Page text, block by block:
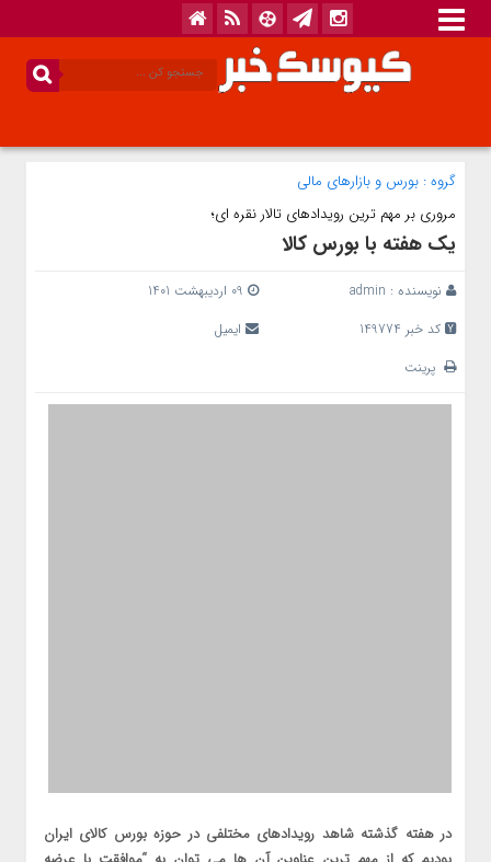
گروه : بورس و بازار‌های مالی
مروری بر مهم ترین رویدادهای تالار نقره ای؛
یک هفته با بورس کالا
نویسنده : admin
کد خبر 149774
ایمیل
پرینت
در هفته گذشته شاهد رویدادهای مختلفی در حوزه بورس کالای ایران